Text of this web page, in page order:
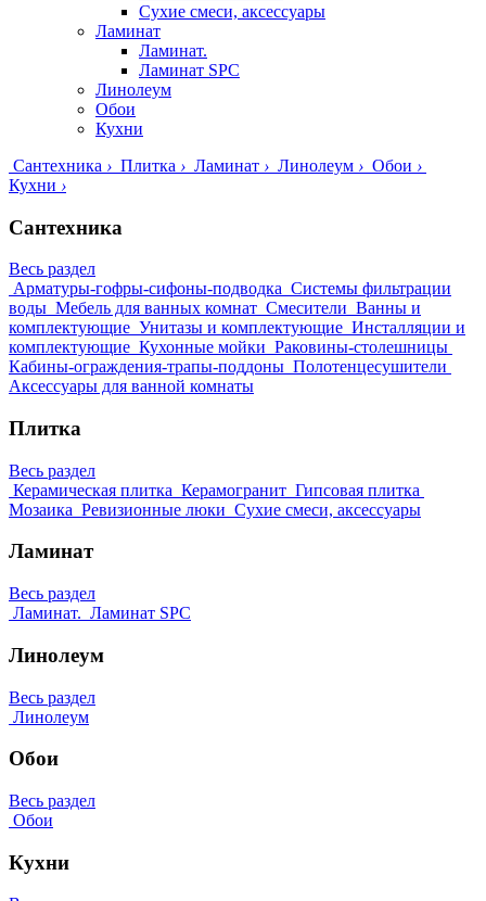
Сухие смеси, аксессуары
Ламинат
Ламинат.
Ламинат SPC
Линолеум
Обои
Кухни
Сантехника › Плитка › Ламинат › Линолеум › Обои ›
Кухни ›
Сантехника
Весь раздел
Арматуры-гофры-сифоны-подводка Системы фильтрации
воды Мебель для ванных комнат Смесители Ванны и
комплектующие Унитазы и комплектующие Инсталляции и
комплектующие Кухонные мойки Раковины-столешницы
Кабины-ограждения-трапы-поддоны Полотенцесушители
Аксессуары для ванной комнаты
Плитка
Весь раздел
Керамическая плитка Керамогранит Гипсовая плитка
Мозаика Ревизионные люки Сухие смеси, аксессуары
Ламинат
Весь раздел
Ламинат. Ламинат SPC
Линолеум
Весь раздел
Линолеум
Обои
Весь раздел
Обои
Кухни